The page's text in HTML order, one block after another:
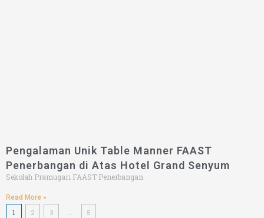
Pengalaman Unik Table Manner FAAST
Penerbangan di Atas Hotel Grand Senyum
Sekolah Pramugari FAAST Penerbangan
Read More »
1 2 3 … 5